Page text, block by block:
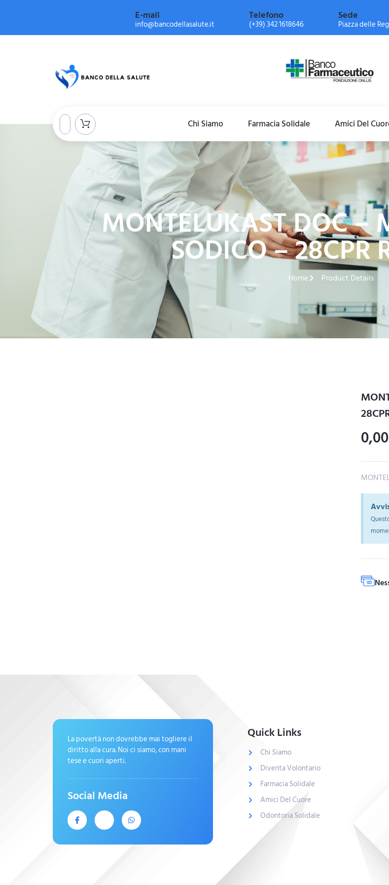
E-mail
info@bancodellasalute.it
Telefono
(+39) 342 1618646
Sede
Piazza delle
Chi Siamo Farmacia Solidale Amici Del
MONTELUKAST DOC –
SODICO – 28CPR
Home Product Details
0,00
La povertà non dovrebbe mai togliere il
diritto alla cura. Noi ci siamo, con mani
tese e cuori aperti.
Social Media
Quick Links
Chi Siamo
Diventa Volontario
Farmacia Solidale
Amici Del Cuore
Odontoria Solidale